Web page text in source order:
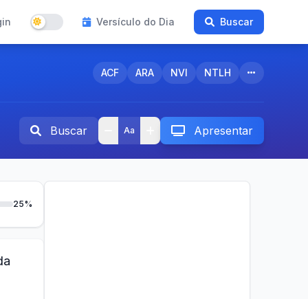
Versículo do Dia Buscar
ACF ARA NVI NTLH
Buscar Aa Apresentar
25%